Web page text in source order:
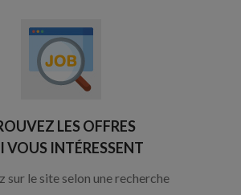
LES OFFRES
VOUS INTÉRESSENT
sur le site selon une recherche